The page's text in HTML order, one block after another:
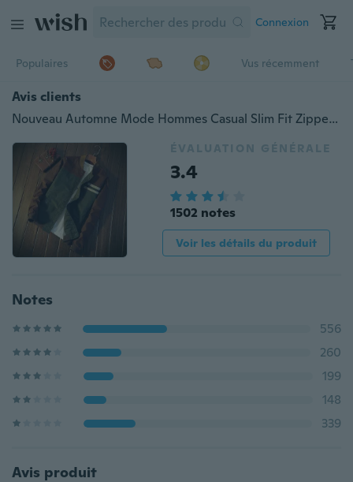
Connexion
Populaires Vus récemment
Avis clients
Nouveau Automne Mode Hommes Casual Slim Fit Zipper Veste À Manches Longues Sports Hoodies Hommes En Plein Air Zipper Manteau M-5XL
ÉVALUATION GÉNÉRALE
3.4
1502 notes
Voir les détails du produit
Notes
556
260
199
148
339
Avis produit